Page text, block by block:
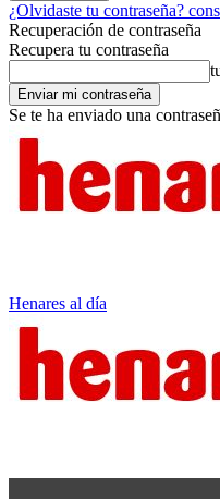
¿Olvidaste tu contraseña?
Recuperación de contraseña
Recupera tu contraseña
Se te ha enviado una
Henares al día